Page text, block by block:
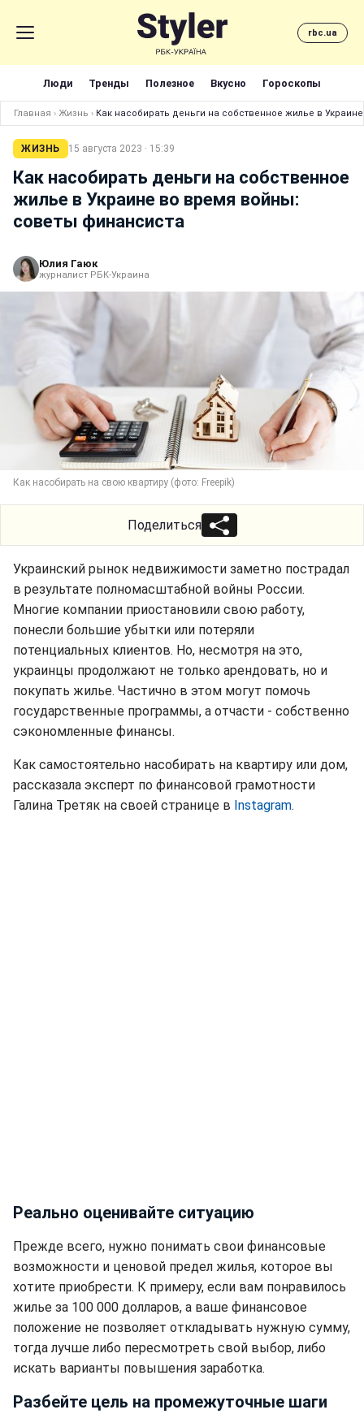
rbc.ua
Люди Тренды Полезное Вкусно Гороскопы
Главная › Жизнь › Как насобирать деньги на собственное жилье в
ЖИЗНЬ 15 августа 2023 · 15:39
Как насобирать деньги на собственное
жилье в Украине во время войны:
советы финансиста
Юлия Гаюк
журналист РБК-Украина
Как насобирать на свою квартиру (фото: Freepik)
Поделиться
Украинский рынок недвижимости заметно пострадал
в результате полномасштабной войны России.
Многие компании приостановили свою работу,
понесли большие убытки или потеряли
потенциальных клиентов. Но, несмотря на это,
украинцы продолжают не только арендовать, но и
покупать жилье. Частично в этом могут помочь
государственные программы, а отчасти - собственно
сэкономленные финансы.
Как самостоятельно насобирать на квартиру или дом,
рассказала эксперт по финансовой грамотности
Галина Третяк на своей странице в Instagram.
Реально оценивайте ситуацию
Прежде всего, нужно понимать свои финансовые
возможности и ценовой предел жилья, которое вы
хотите приобрести. К примеру, если вам понравилось
жилье за 100 000 долларов, а ваше финансовое
положение не позволяет откладывать нужную сумму,
тогда лучше либо пересмотреть свой выбор, либо
искать варианты повышения заработка.
Разбейте цель на промежуточные шаги